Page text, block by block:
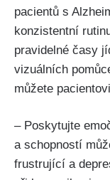
pacientů s
konzistentní
pravidelné časy
vizuálních
můžete
– Poskytujte
a schopností
frustrující a